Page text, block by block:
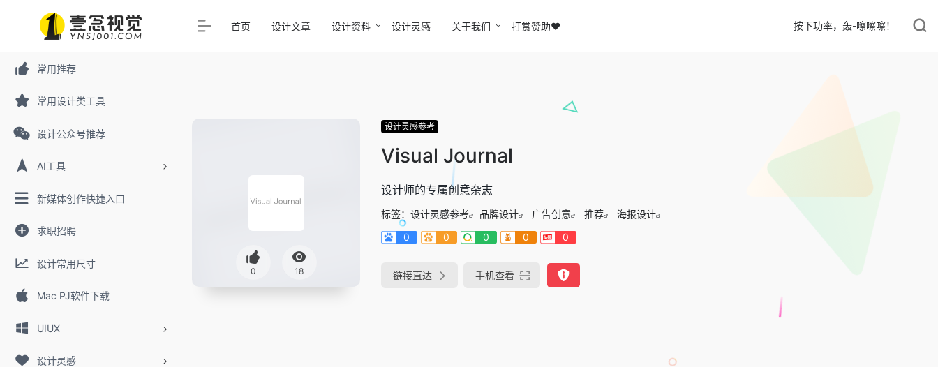
常用推荐
常用设计类工具
设计公众号推荐
AI工具
新媒体创作快捷入口
求职招聘
设计常用尺寸
Mac PJ软件下载
UIUX
设计灵感
首页 设计文章 设计资料 设计灵感 关于我们 打赏赞助❤️ 按下功率，轰-嚓嚓嚓！
0 18
设计灵感参考
Visual Journal
设计师的专属创意杂志
标签： 设计灵感参考 品牌设计 广告创意 推荐
海报设计
0
0 0 0 0
链接直达 手机查看